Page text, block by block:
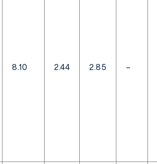
8.10 2.44 2.85 –